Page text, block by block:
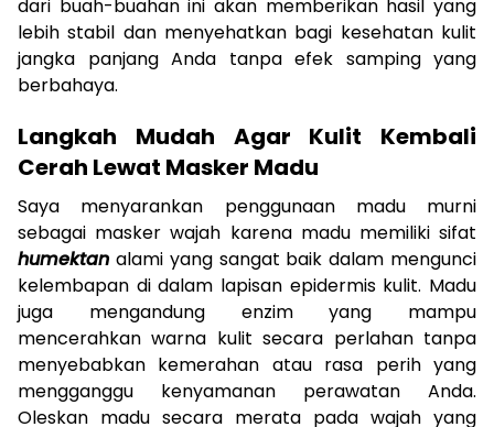
dari buah-buahan ini akan memberikan hasil yang
lebih stabil dan menyehatkan bagi kesehatan kulit
jangka panjang Anda tanpa efek samping yang
berbahaya.
Langkah Mudah Agar Kulit Kembali
Cerah Lewat Masker Madu
Saya menyarankan penggunaan madu murni
sebagai masker wajah karena madu memiliki sifat
humektan alami yang sangat baik dalam mengunci
kelembapan di dalam lapisan epidermis kulit. Madu
juga mengandung enzim yang mampu
mencerahkan warna kulit secara perlahan tanpa
menyebabkan kemerahan atau rasa perih yang
mengganggu kenyamanan perawatan Anda.
Oleskan madu secara merata pada wajah yang